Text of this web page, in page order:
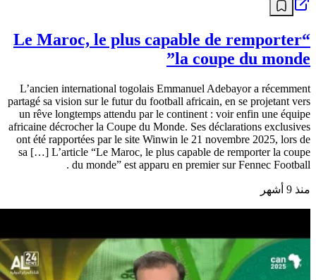
“Le Maroc, le plus capable de remporter
la coupe du monde”
L’ancien international togolais Emmanuel Adebayor a récemment
partagé sa vision sur le futur du football africain, en se projetant vers
un rêve longtemps attendu par le continent : voir enfin une équipe
africaine décrocher la Coupe du Monde. Ses déclarations exclusives
ont été rapportées par le site Winwin le 21 novembre 2025, lors de
sa […] L’article “Le Maroc, le plus capable de remporter la coupe
du monde” est apparu en premier sur Fennec Football .
منذ 9 أشهر